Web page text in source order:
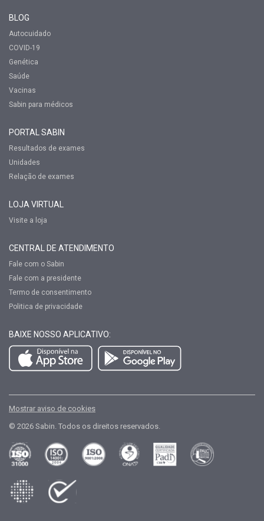
BLOG
Autocuidado
COVID-19
Genética
Saúde
Vacinas
Sabin para médicos
PORTAL SABIN
Resultados de exames
Unidades
Relação de exames
LOJA VIRTUAL
Visite a loja
CENTRAL DE ATENDIMENTO
Fale com o Sabin
Fale com a presidente
Termo de consentimento
Politica de privacidade
BAIXE NOSSO APLICATIVO:
Mostrar aviso de cookies
© 2026 Sabin. Todos os direitos reservados.